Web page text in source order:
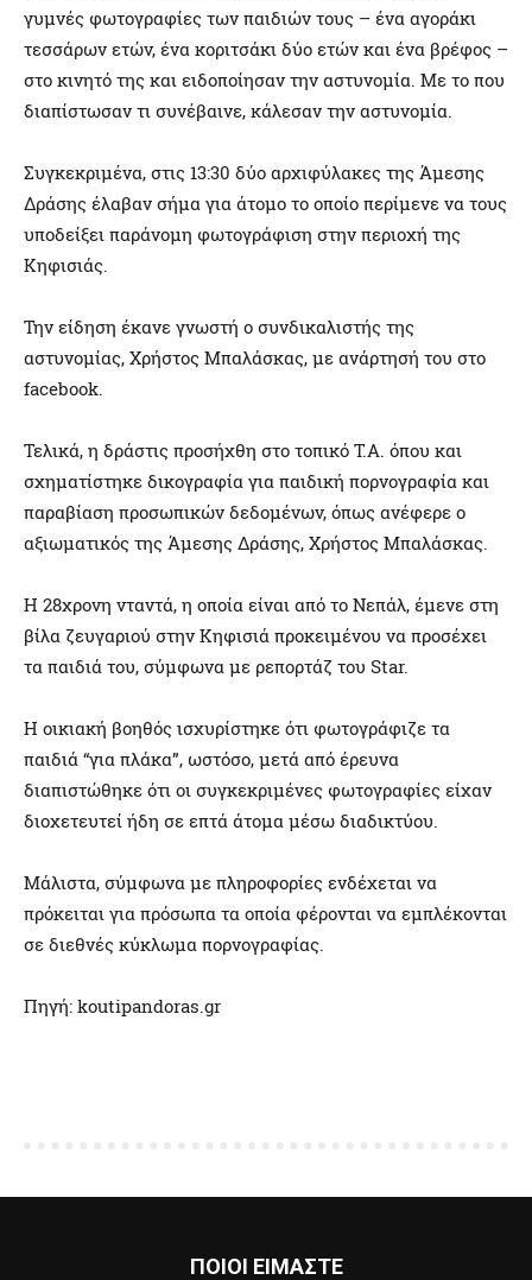
γυμνές φωτογραφίες των παιδιών τους – ένα αγοράκι
τεσσάρων ετών, ένα κοριτσάκι δύο ετών και ένα βρέφος –
στο κινητό της και ειδοποίησαν την αστυνομία. Με το που
διαπίστωσαν τι συνέβαινε, κάλεσαν την αστυνομία.
Συγκεκριμένα, στις 13:30 δύο αρχιφύλακες της Άμεσης
Δράσης έλαβαν σήμα για άτομο το οποίο περίμενε να τους
υποδείξει παράνομη φωτογράφιση στην περιοχή της
Κηφισιάς.
Την είδηση έκανε γνωστή ο συνδικαλιστής της
αστυνομίας, Χρήστος Μπαλάσκας, με ανάρτησή του στο
facebook.
Τελικά, η δράστις προσήχθη στο τοπικό Τ.Α. όπου και
σχηματίστηκε δικογραφία για παιδική πορνογραφία και
παραβίαση προσωπικών δεδομένων, όπως ανέφερε ο
αξιωματικός της Άμεσης Δράσης, Χρήστος Μπαλάσκας.
Η 28χρονη νταντά, η οποία είναι από το Νεπάλ, έμενε στη
βίλα ζευγαριού στην Κηφισιά προκειμένου να προσέχει
τα παιδιά του, σύμφωνα με ρεπορτάζ του Star.
Η οικιακή βοηθός ισχυρίστηκε ότι φωτογράφιζε τα
παιδιά “για πλάκα”, ωστόσο, μετά από έρευνα
διαπιστώθηκε ότι οι συγκεκριμένες φωτογραφίες είχαν
διοχετευτεί ήδη σε επτά άτομα μέσω διαδικτύου.
Μάλιστα, σύμφωνα με πληροφορίες ενδέχεται να
πρόκειται για πρόσωπα τα οποία φέρονται να εμπλέκονται
σε διεθνές κύκλωμα πορνογραφίας.
Πηγή: koutipandoras.gr
ΠΟΙΟΙ ΕΙΜΑΣΤΕ